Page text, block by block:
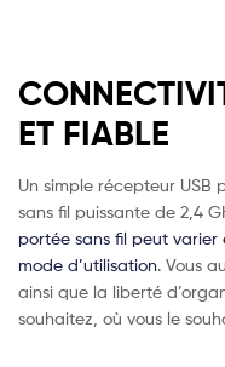
ET FIABLE
Un simple récepteur USB
sans fil puissante de 2,4
portée sans fil peut varier
mode d’utilisation. Vous
ainsi que la liberté
souhaitez, où vous le